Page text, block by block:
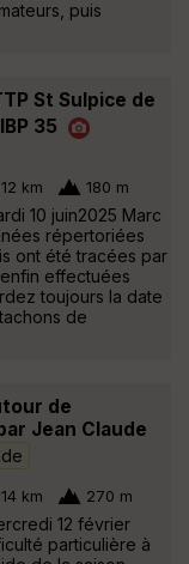
puis
St Sulpice de
35
12 km 180 m
10 juin2025 Marc
répertoriées
ont été tracées par
effectuées
toujours la date
de
de
Jean Claude
14 km 270 m
12 février
particulière à